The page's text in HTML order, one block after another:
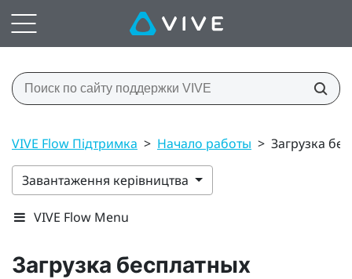
VIVE Flow Підтримка > Начало работы > Загрузка
Завантаження керівництва
VIVE Flow Menu
Загрузка бесплатных